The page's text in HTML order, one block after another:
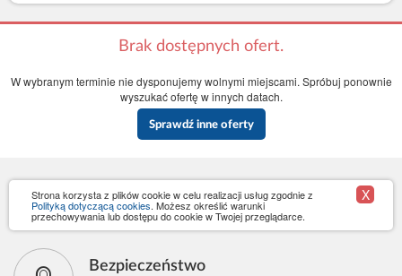
Brak dostępnych ofert.
W wybranym terminie nie dysponujemy wolnymi miejscami. Spróbuj ponownie
wyszukać ofertę w innych datach.
Sprawdź inne oferty
Strona korzysta z plików cookie w celu realizacji usług zgodnie z
Polityką dotyczącą cookies. Możesz określić warunki
przechowywania lub dostępu do cookie w Twojej przeglądarce.
X
Bezpieczeństwo